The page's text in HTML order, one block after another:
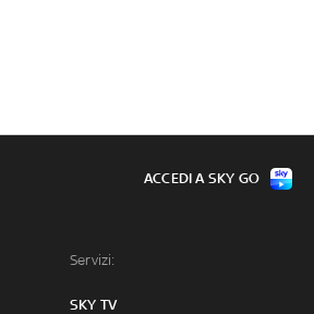
Servizi:
SKY TV
ACCEDI A SKY GO